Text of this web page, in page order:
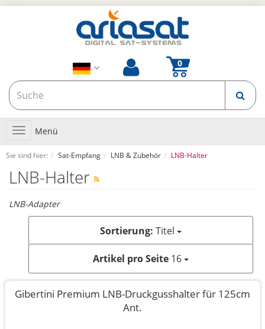
Toggle
navigation
Menü
Sie sind hier: Sat-Empfang LNB & Zubehör LNB-Halter
LNB-Halter
LNB-Adapter
Sortierung: Titel
Artikel pro Seite 16
Gibertini Premium LNB-Druckgusshalter für 125cm
Ant.